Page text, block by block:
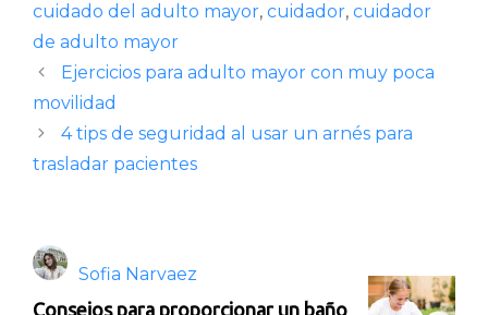
cuidado del adulto mayor, cuidador, cuidador
de adulto mayor
Ejercicios para adulto mayor con muy poca
movilidad
4 tips de seguridad al usar un arnés para
trasladar pacientes
Sofia Narvaez
Consejos para proporcionar un baño